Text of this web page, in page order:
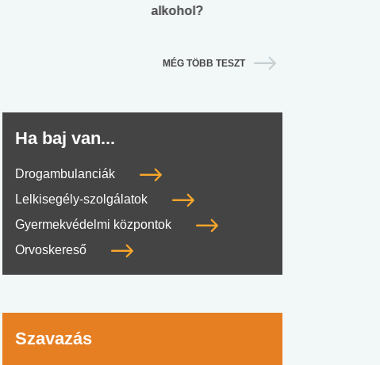
alkohol?
MÉG TÖBB TESZT
Ha baj van...
Drogambulanciák
Lelkisegély-szolgálatok
Gyermekvédelmi központok
Orvoskereső
Szavazás